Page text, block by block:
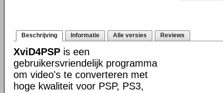
Beschrijving Informatie Alle versies Reviews
XviD4PSP is een
gebruikersvriendelijk programma
om video's te converteren met
hoge kwaliteit voor PSP, PS3,